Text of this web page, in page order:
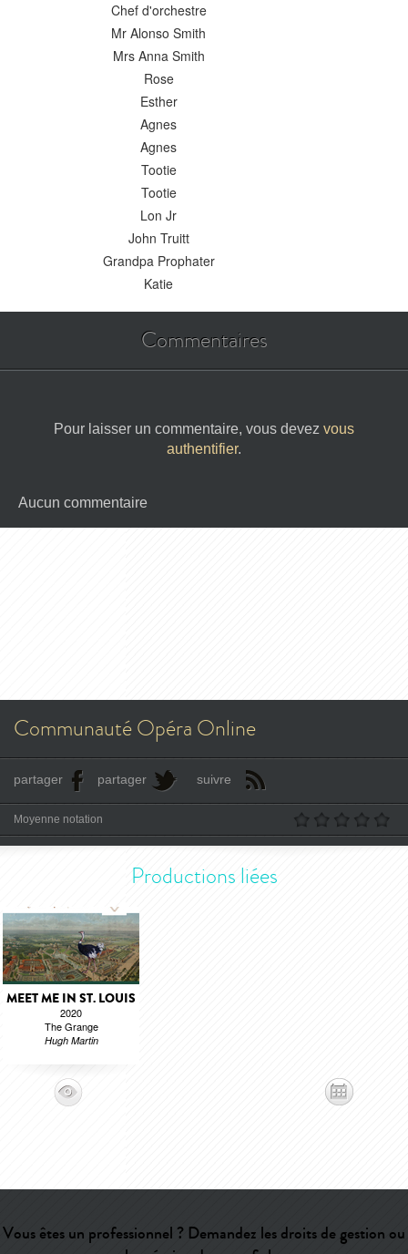
Chef d'orchestre
Mr Alonso Smith
Mrs Anna Smith
Rose
Esther
Agnes
Agnes
Tootie
Tootie
Lon Jr
John Truitt
Grandpa Prophater
Katie
Commentaires
Pour laisser un commentaire, vous devez vous
authentifier.
Aucun commentaire
Communauté Opéra Online
partager partager suivre
Moyenne notation
Productions liées
MEET ME IN ST. LOUIS
2020
The Grange
Hugh Martin
Vous êtes un professionnel ? Demandez les droits de gestion ou